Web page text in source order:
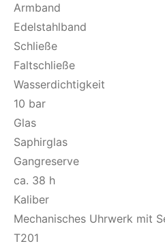
Armband
Edelstahlband
Schließe
Faltschließe
Wasserdichtigkeit
10 bar
Glas
Saphirglas
Gangreserve
ca. 38 h
Kaliber
Mechanisches Uhrwerk mit
T201